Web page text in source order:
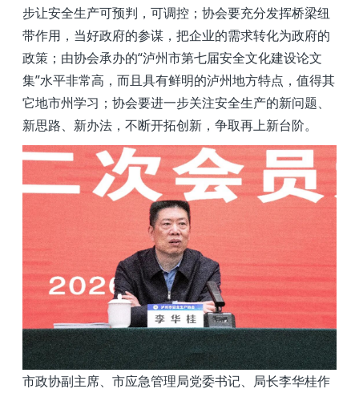
步让安全生产可预判，可调控；协会要充分发挥桥梁纽
带作用，当好政府的参谋，把企业的需求转化为政府的
政策；由协会承办的“泸州市第七届安全文化建设论文
集”水平非常高，而且具有鲜明的泸州地方特点，值得其
它地市州学习；协会要进一步关注安全生产的新问题、
新思路、新办法，不断开拓创新，争取再上新台阶。
市政协副主席、市应急管理局党委书记、局长李华桂作